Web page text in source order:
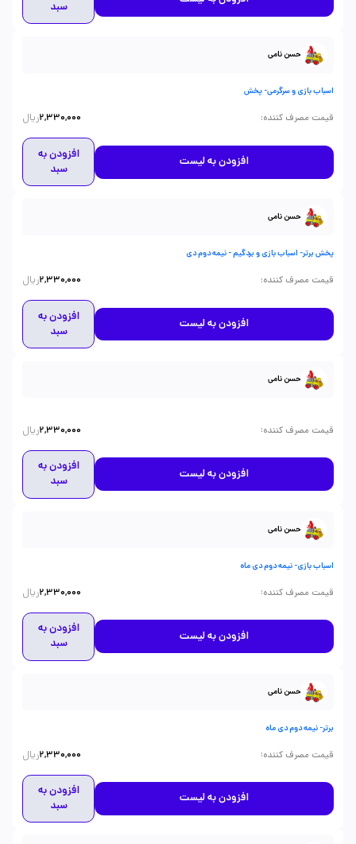
سبد
حسن نامی
اسباب بازی و سرگرمی- پخش
قیمت مصرف کننده:
2,330,000ریال
افزودن به لیست
افزودن به
سبد
حسن نامی
پخش برتر- اسباب بازی و بردگیم - نیمه دوم دی
قیمت مصرف کننده:
2,330,000ریال
افزودن به لیست
افزودن به
سبد
حسن نامی
قیمت مصرف کننده:
2,330,000ریال
افزودن به لیست
افزودن به
سبد
حسن نامی
اسباب بازی- نیمه دوم دی ماه
قیمت مصرف کننده:
2,330,000ریال
افزودن به لیست
افزودن به
سبد
حسن نامی
برتر- نیمه دوم دی ماه
قیمت مصرف کننده:
2,330,000ریال
افزودن به لیست
افزودن به
سبد